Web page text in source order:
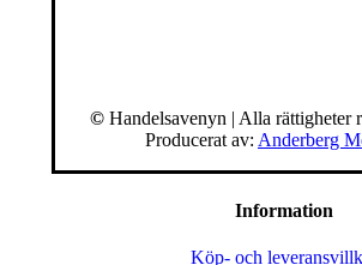
© Handelsavenyn | Alla rättigheter
Producerat av: Anderberg
Information
Köp- och